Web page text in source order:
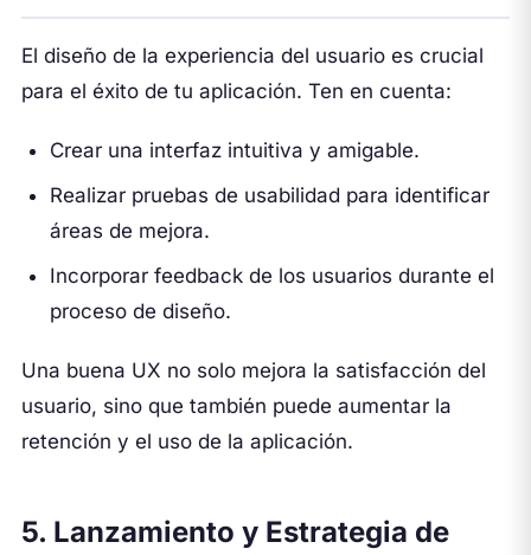
El diseño de la experiencia del usuario es crucial
para el éxito de tu aplicación. Ten en cuenta:
Crear una interfaz intuitiva y amigable.
Realizar pruebas de usabilidad para identificar
áreas de mejora.
Incorporar feedback de los usuarios durante el
proceso de diseño.
Una buena UX no solo mejora la satisfacción del
usuario, sino que también puede aumentar la
retención y el uso de la aplicación.
5. Lanzamiento y Estrategia de